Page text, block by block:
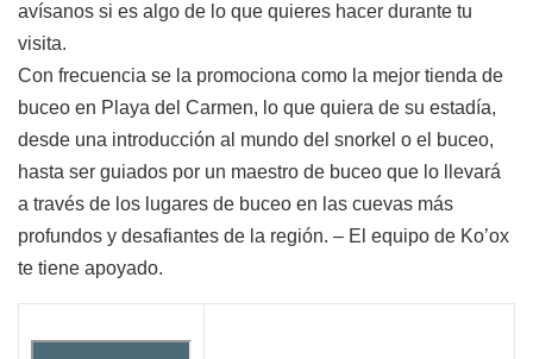
avísanos si es algo de lo que quieres hacer durante tu
visita.
Con frecuencia se la promociona como la mejor tienda de
buceo en Playa del Carmen, lo que quiera de su estadía,
desde una introducción al mundo del snorkel o el buceo,
hasta ser guiados por un maestro de buceo que lo llevará
a través de los lugares de buceo en las cuevas más
profundos y desafiantes de la región. – El equipo de Ko’ox
te tiene apoyado.